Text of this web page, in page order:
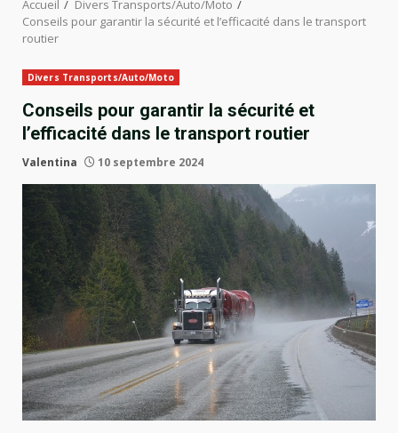
Accueil
Divers Transports/Auto/Moto
Conseils pour garantir la sécurité et l’efficacité dans le transport
routier
Divers Transports/Auto/Moto
Conseils pour garantir la sécurité et
l’efficacité dans le transport routier
Valentina 10 septembre 2024